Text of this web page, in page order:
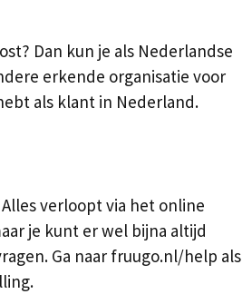
Dan kun je als Nederlandse
erkende organisatie voor
als klant in Nederland.
verloopt via het online
je kunt er wel bijna altijd
Ga naar fruugo.nl/help als